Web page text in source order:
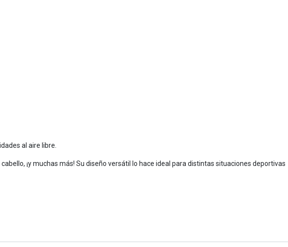
al aire libre.
¡y muchas más! Su diseño versátil lo hace ideal para distintas situaciones deportivas